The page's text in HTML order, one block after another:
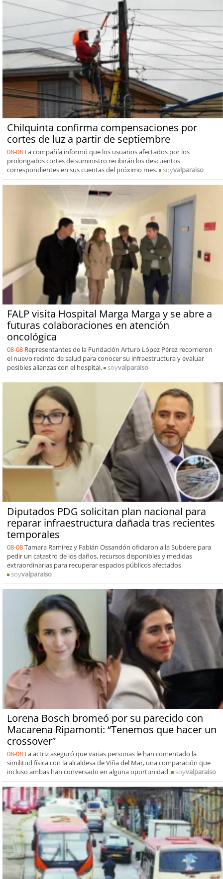
Chilquinta confirma compensaciones por
cortes de luz a partir de septiembre
08-08 La compañía informó que los usuarios afectados por los
prolongados cortes de suministro recibirán los descuentos
correspondientes en sus cuentas del próximo mes.
soyvalparaiso
FALP visita Hospital Marga Marga y se abre a
futuras colaboraciones en atención
oncológica
08-08 Representantes de la Fundación Arturo López Pérez recorrieron
el nuevo recinto de salud para conocer su infraestructura y evaluar
posibles alianzas con el hospital.
soyvalparaiso
Diputados PDG solicitan plan nacional para
reparar infraestructura dañada tras recientes
temporales
08-08Tamara Ramírez y Fabián Ossandón oficiaron a la Subdere para
pedir un catastro de los daños, recursos disponibles y medidas
extraordinarias para recuperar espacios públicos afectados.
soyvalparaiso
Lorena Bosch bromeó por su parecido con
Macarena Ripamonti: “Tenemos que hacer un
crossover”
08-08 La actriz aseguró que varias personas le han comentado la
similitud física con la alcaldesa de Viña del Mar, una comparación que
incluso ambas han conversado en alguna oportunidad.
soyvalparaiso